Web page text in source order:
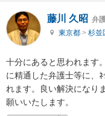
藤川 久昭 弁
東京都 > 杉並
十分にあると思われます
に精通した弁護士等に、
れます。良い解決になり
願いいたします。